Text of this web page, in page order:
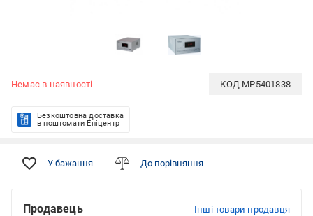
Немає в наявності КОД MP5401838
Безкоштовна доставка
в поштомати Епіцентр
У бажання До порівняння
Продавець Інші товари продавця